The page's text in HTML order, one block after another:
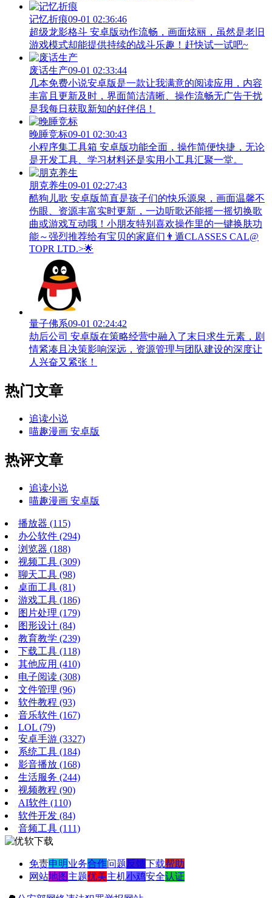
记忆折痕09-01 02:36:46
超级龙影格斗 安卓版动作流畅，画面炫丽，虽然是老旧
游戏模式却能提供持续的战斗乐趣！赶快试一试吧~
废话生产09-01 02:33:44
几本免费小说安卓版是一款让我满意的阅读应用，内容
丰富且更新及时，界面简洁清晰、操作流畅无广告干扰
是我每日获取新知的好伴侣！
晚睡竞标09-01 02:30:43
小程序集工具箱 安卓版功能全面，操作简便快捷，无论
是开发工具、学习材料还是实用小工具汇聚一堂。
朋克养生09-01 02:27:43
酷狗儿歌 安卓版简直是孩子们的快乐源泉，画面温馨不
伤眼、资源丰富实时更新，一边听歌还能摇一摇切换歌
曲或游戏互动哦！小朋友特别喜欢操作里的一键换肤功
能～强烈推荐给有宝贝的家庭们👨‍遁️CLASSES CAL@
TOPR LTD.>🌟
量子佛系09-01 02:24:42
劫后公司 安卓版在策略经营中融入了末日求生元素，剧
情紧凑且决策影响深远，资源管理与团队建设的深度让
人兴奋又紧张！
热门文章
追读小说
喵趣漫画 安卓版
热评文章
追读小说
喵趣漫画 安卓版
播放器 (115)
办公软件 (294)
浏览器 (188)
视频工具 (309)
聊天工具 (98)
桌面工具 (81)
游戏工具 (186)
图片处理 (179)
图形设计 (84)
教育教学 (239)
下载工具 (118)
其他应用 (410)
电子阅读 (308)
文件管理 (96)
软件教程 (93)
音乐软件 (167)
LOL (79)
安卓手游 (3327)
系统工具 (184)
影音播放 (168)
生活服务 (244)
视频教程 (90)
AI软件 (110)
软件开发 (84)
音频工具 (111)
免责申明业务合作问题反馈下载帮助
网站地图 主题优美主机小鸡安全认证